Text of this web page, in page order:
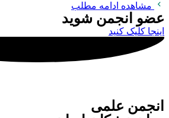
مشاهده ادامه مطلب
عضو انجمن شوید
اینجا کلیک کنید
انجمن علمی